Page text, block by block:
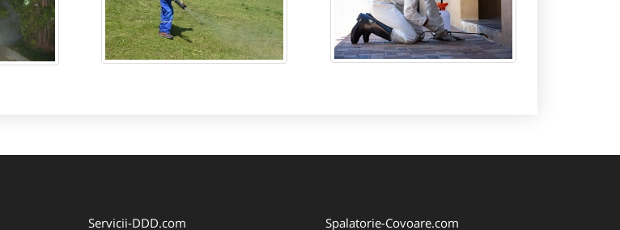
Servicii-DDD.com Spalatorie-Covoare.com